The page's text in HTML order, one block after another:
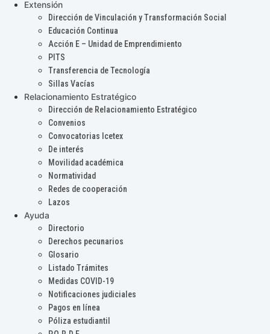
Extensión
Dirección de Vinculación y Transformación Social
Educación Continua
Acción E – Unidad de Emprendimiento
PITS
Transferencia de Tecnología
Sillas Vacías
Relacionamiento Estratégico
Dirección de Relacionamiento Estratégico
Convenios
Convocatorias Icetex
De interés
Movilidad académica
Normatividad
Redes de cooperación
Lazos
Ayuda
Directorio
Derechos pecunarios
Glosario
Listado Trámites
Medidas COVID-19
Notificaciones judiciales
Pagos en línea
Póliza estudiantil